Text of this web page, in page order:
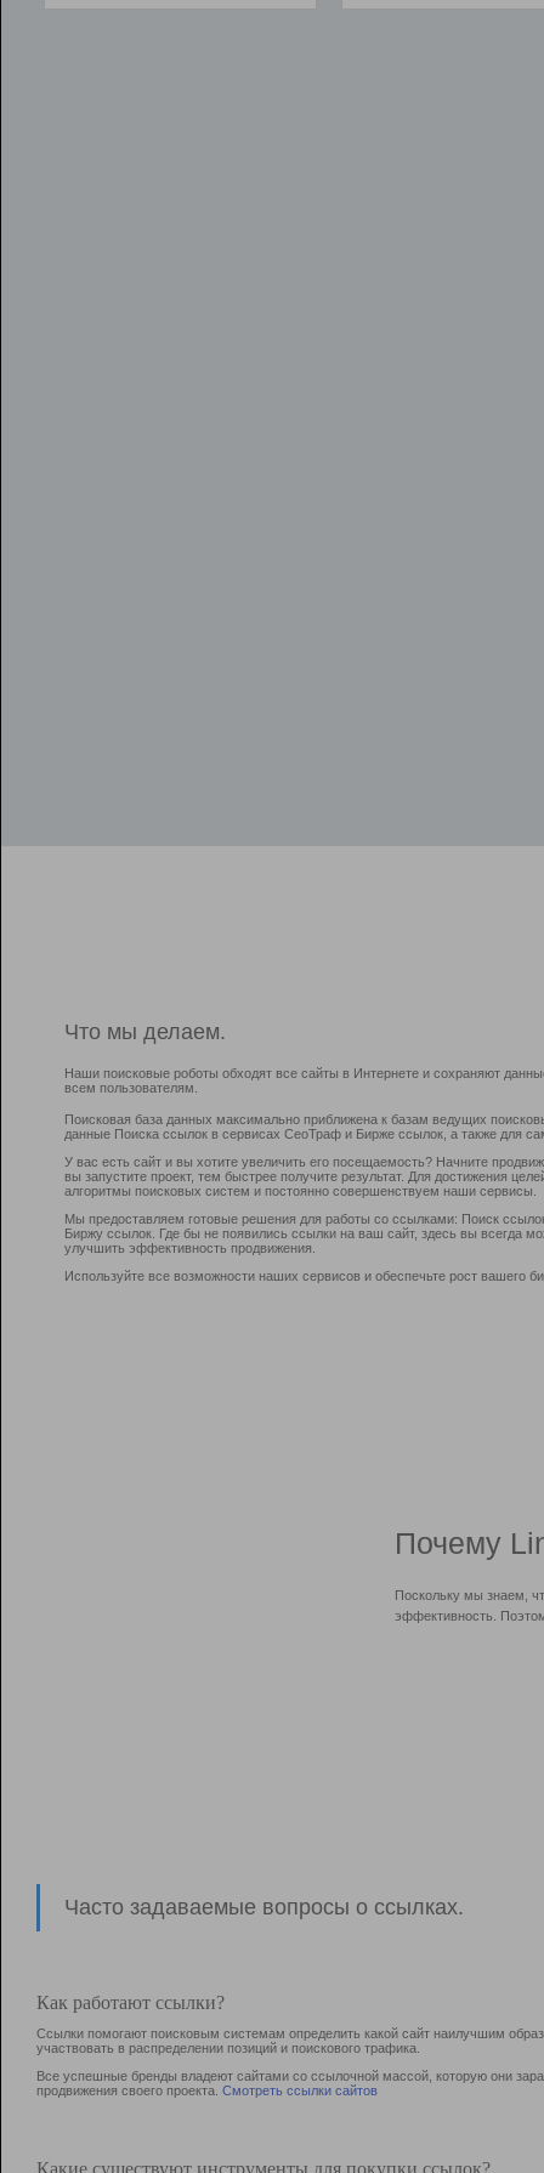
Что мы делаем.
Наши поисковые роботы обходят все сайты в Интернете и сохраняют
всем пользователям.
Поисковая база данных максимально приближена к базам ведущих
данные Поиска ссылок в сервисах СеоТраф и Бирже ссылок, а также для
У вас есть сайт и вы хотите увеличить его посещаемость? Начните
вы запустите проект, тем быстрее получите результат. Для достижения
алгоритмы поисковых систем и постоянно совершенствуем наши сервисы.
Мы предоставляем готовые решения для работы со ссылками: Поиск
Биржу ссылок. Где бы не появились ссылки на ваш сайт, здесь вы всегда
улучшить эффективность продвижения.
Используйте все возможности наших сервисов и обеспечьте рост вашего
Почему
Поскольку мы знаем,
эффективность.
Часто задаваемые вопросы о ссылках.
Как работают ссылки?
Ссылки помогают поисковым системам определить какой сайт наилучшим
участвовать в раcпределении позиций и поискового трафика.
Все успешные бренды владеют сайтами со ссылочной массой, которую они
продвижения своего проекта. Смотреть ссылки сайтов